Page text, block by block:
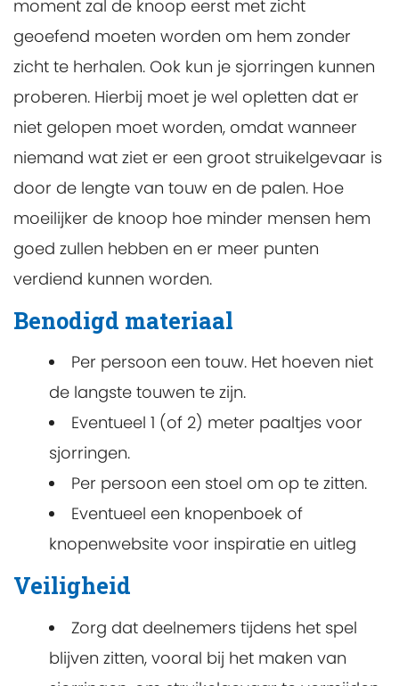
moment zal de knoop eerst met zicht
geoefend moeten worden om hem zonder
zicht te herhalen. Ook kun je sjorringen kunnen
proberen. Hierbij moet je wel opletten dat er
niet gelopen moet worden, omdat wanneer
niemand wat ziet er een groot struikelgevaar is
door de lengte van touw en de palen. Hoe
moeilijker de knoop hoe minder mensen hem
goed zullen hebben en er meer punten
verdiend kunnen worden.
Benodigd materiaal
Per persoon een touw. Het hoeven niet
de langste touwen te zijn.
Eventueel 1 (of 2) meter paaltjes voor
sjorringen.
Per persoon een stoel om op te zitten.
Eventueel een knopenboek of
knopenwebsite voor inspiratie en uitleg
Veiligheid
Zorg dat deelnemers tijdens het spel
blijven zitten, vooral bij het maken van